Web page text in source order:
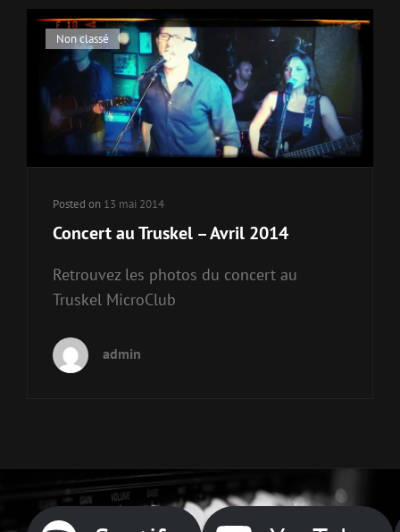
Cat
Links
Non classé
Posted on 13 mai 2014
Concert au Truskel – Avril 2014
Retrouvez les photos du concert au
Truskel MicroClub
admin